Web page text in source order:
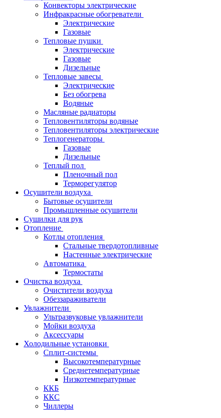
Конвекторы электрические
Инфракрасные обогреватели
Электрические
Газовые
Тепловые пушки
Электрические
Газовые
Дизельные
Тепловые завесы
Электрические
Без обогрева
Водяные
Масляные радиаторы
Тепловентиляторы водяные
Тепловентиляторы электрические
Теплогенераторы
Газовые
Дизельные
Теплый пол
Пленочный пол
Терморегулятор
Осушители воздуха
Бытовые осушители
Промышленные осушители
Сушилки для рук
Отопление
Котлы отопления
Стальные твердотопливные
Настенные электрические
Автоматика
Термостаты
Очистка воздуха
Очистители воздуха
Обеззараживатели
Увлажнители
Ультразвуковые увлажнители
Мойки воздуха
Аксессуары
Холодильные установки
Сплит-системы
Высокотемпературные
Среднетемпературные
Низкотемпературные
ККБ
ККС
Чиллеры